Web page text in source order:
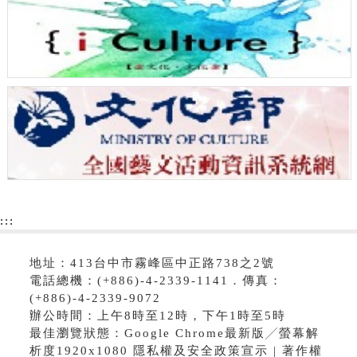
:::
地址：413台中市霧峰區中正路738之2號
電話總機：(+886)-4-2339-1141．傳真：
(+886)-4-2339-9072
辦公時間：上午8時至12時，下午1時至5時
最佳瀏覽狀態：Google Chrome最新版╱螢幕解
析度1920x1080 隱私權及安全政策宣示 | 著作權